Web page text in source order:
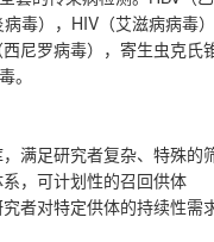
毒），HIV（艾滋病病毒
尼罗病毒），寄生虫克氏
。
满足研究者复杂、特殊的
，可计划性的召回供体
者对特定供体的持续性需